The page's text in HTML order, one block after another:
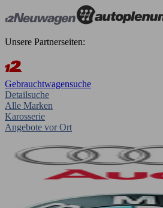
Unsere Partnerseiten:
Gebrauchtwagensuche
Detailsuche
Alle Marken
Karosserie
Angebote vor Ort